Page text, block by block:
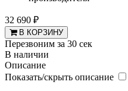
32 690 ₽
В КОРЗИНУ
Перезвоним за 30 сек
В наличии
Описание
Показать/скрыть описание